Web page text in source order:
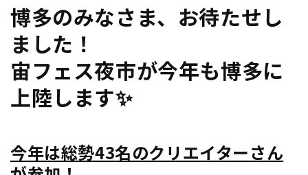
博多のみなさま、お待たせし
ました！
宙フェス夜市が今年も博多に
上陸します✨
今年は総勢43名のクリエイターさん